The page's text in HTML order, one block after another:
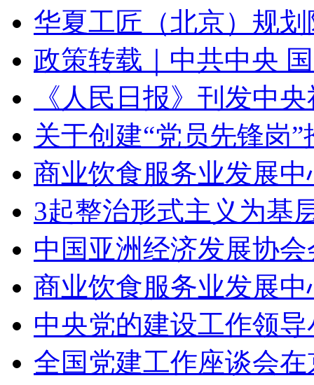
华夏工匠（北京）规
政策转载｜中共中央
《人民日报》刊发中
关于创建“党员先锋岗
商业饮食服务业发展
3起整治形式主义为基
中国亚洲经济发展协
商业饮食服务业发展中
中央党的建设工作领
全国党建工作座谈会